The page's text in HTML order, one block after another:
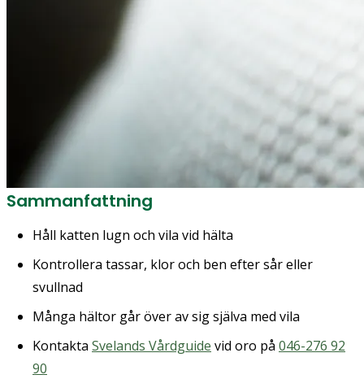
Sammanfattning
Håll katten lugn och vila vid hälta
Kontrollera tassar, klor och ben efter sår eller
svullnad
Många hältor går över av sig själva med vila
Kontakta Svelands Vårdguide vid oro på 046-276 92
90